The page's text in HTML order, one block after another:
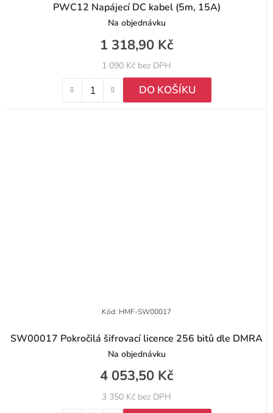
PWC12 Napájecí DC kabel (5m, 15A)
Na objednávku
1 090 Kč bez DPH
1 318,90 Kč
DO KOŠÍKU
SW00017 Pokročilá šifrovací licence 256 bitů dle DMRA
Na objednávku
3 350 Kč bez DPH
4 053,50 Kč
Kód: HMF-SW00017